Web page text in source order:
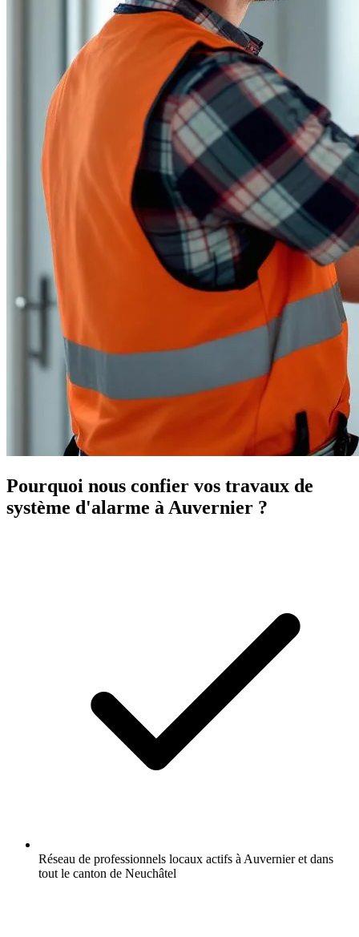
Pourquoi nous confier vos travaux de
système d'alarme à Auvernier ?
Réseau de professionnels locaux actifs à Auvernier et dans
tout le canton de Neuchâtel